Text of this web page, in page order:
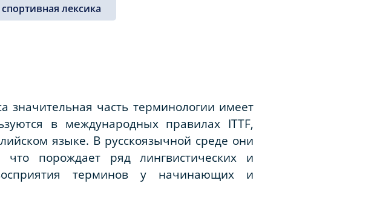
спортивная лексика
значительная часть терминологии имеет
в международных правилах ITTF,
языке. В русскоязычной среде они
что порождает ряд лингвистических и
терминов у начинающих и